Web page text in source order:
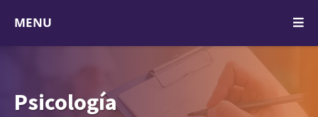
MENU
Psicología